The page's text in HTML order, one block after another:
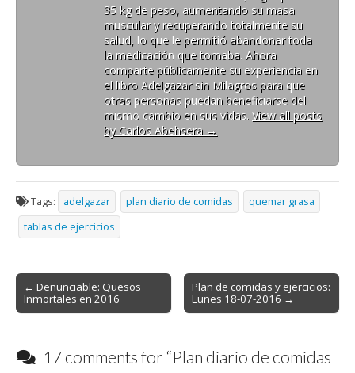
35 kg de peso, aumentando su masa
muscular y recuperando totalmente su
salud, lo que le permitió abandonar toda
la medicación que tomaba. Ahora
comparte públicamente su experiencia en
el libro Adelgazar sin Milagros para que
otras personas puedan beneficiarse del
mismo cambio en sus vidas. View all posts
by Carlos Abehsera →
Tags: adelgazar plan diario de comidas
quemar grasa
tablas de ejercicios
Post
navigation
← Denunciable: Quesos
Inmortales en 2016
Plan de comidas y ejercicios:
Lunes 18-07-2016 →
17 comments for “Plan diario de comidas